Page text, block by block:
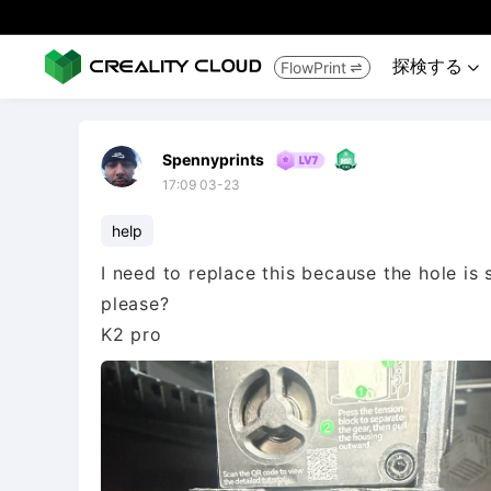
FlowPrint  探検する 
Spennyprints
17:09 03-23
help
I need to replace this because the hole
please?